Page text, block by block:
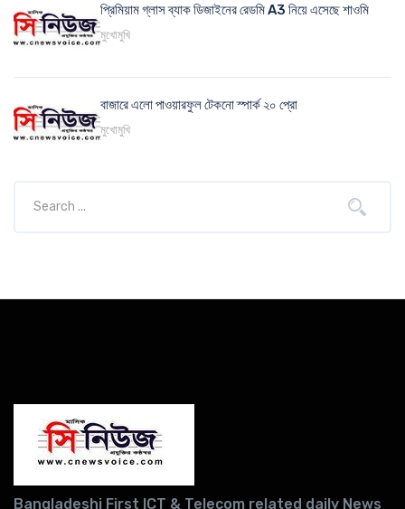
প্রিমিয়াম গ্লাস ব্যাক ডিজাইনের রেডমি A3 নিয়ে এসেছে শাওমি
মুখোমুখি
বাজারে এলো পাওয়ারফুল টেকনো স্পার্ক ২০ প্রো
মুখোমুখি
Bangladeshi First ICT & Telecom related daily News